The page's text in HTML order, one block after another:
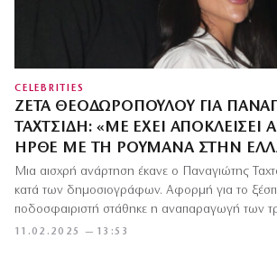
CELEBRITIES
ΖΈΤΑ ΘΕΟΔΩΡΟΠΟΎΛΟΥ ΓΙΑ
ΤΑΧΤΣΊΔΗ: «ΜΕ ΈΧΕΙ ΑΠΟΚΛΕΊΣΕΙ
ΉΡΘΕ ΜΕ ΤΗ ΡΟΥΜΆΝΑ ΣΤΗΝ
11.02.2025 — 13:53
Μια αισχρή ανάρτηση έκανε ο Παναγιώτης
κατά των δημοσιογράφων. Αφορμή για το
ποδοσφαιριστή στάθηκε η αναπαραγωγή των